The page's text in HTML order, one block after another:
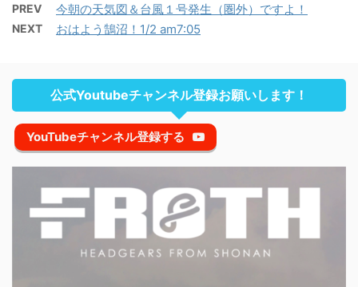
PREV 今朝の天気図＆台風１号発生（圏外）ですよ！
NEXT おはよう鵠沼！1/2 am7:05
公式Youtubeチャンネル登録お願いします！
YouTubeチャンネル登録する